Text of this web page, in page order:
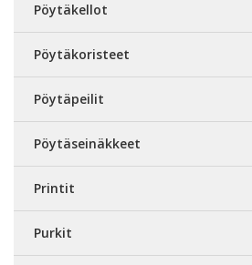
Pöytäkellot
Pöytäkoristeet
Pöytäpeilit
Pöytäseinäkkeet
Printit
Purkit